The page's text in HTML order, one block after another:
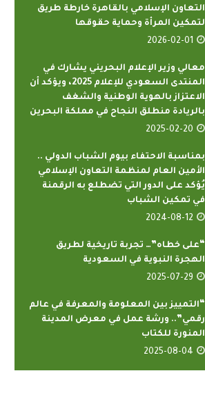
التعاون الإسلامي بالقاهرة خارطة طريق
لتمكين المرأة وحماية حقوقها
2026-02-01
معالي وزير الإعلام البحريني يشارك في
المنتدى السعودي للإعلام 2025، ويؤكد أن
الاعتزاز بالهوية الوطنية والشغف
بالريادة منطلق النجاح في مملكة البحرين
2025-02-20
بمناسبة الاحتفاء بيوم الشباب الدولي ..
الأمين العام لمنظمة التعاون الإسلامي
يُؤكد على الدور التي تضطلع به الرقمنة
في تمكين الشباب
2024-08-12
“على خطاه”… تجربة تاريخية لطريق
الهجرة النبوية في السعودية
2025-07-29
“التمييز بين المعلومة والمعرفة في عالم
رقمي”.. ورشة عمل في معرض المدينة
المنورة للكتاب
2025-08-04